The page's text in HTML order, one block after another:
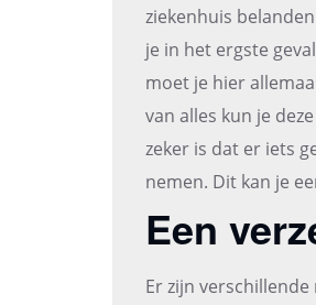
ziekenhuis
je in het ergste
moet je hier
van alles kun je
zeker is dat er iets
nemen. Dit kan je
Een
Er zijn